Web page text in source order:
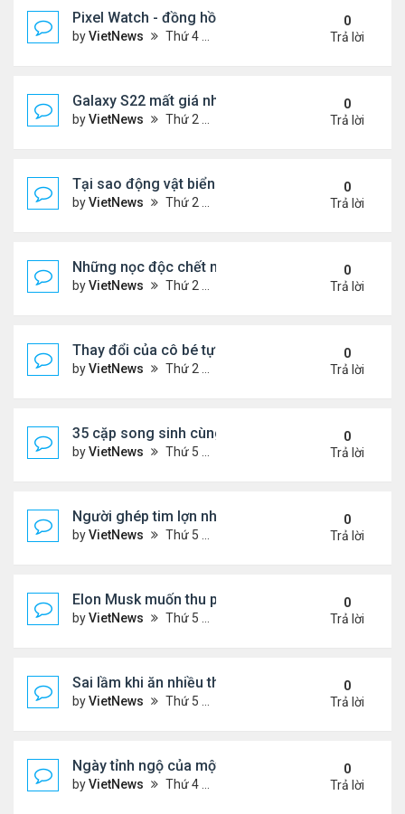
Pixel Watch - đồng hồ thông minh đầu tiên của
byVietNews Thứ 4 Tháng 5 11, 2022 4:54 pm
0
Trả lời
Galaxy S22 mất giá nhanh gấp ba lần iPhone 13
byVietNews Thứ 2 Tháng 5 09, 2022 6:20 pm
0
Trả lời
Tại sao động vật biển sâu có kích thước khổng lồ?
byVietNews Thứ 2 Tháng 5 09, 2022 2:58 pm
0
Trả lời
Những nọc độc chết người có thể chữa bệnh
byVietNews Thứ 2 Tháng 5 09, 2022 2:38 pm
0
Trả lời
Thay đổi của cô bé tự kỷ sau những chuyến du lịch
byVietNews Thứ 2 Tháng 5 09, 2022 2:37 pm
0
Trả lời
35 cặp song sinh cùng tốt nghiệp trung học
byVietNews Thứ 5 Tháng 5 05, 2022 10:22 pm
0
Trả lời
Người ghép tim lợn nhiễm virus động vật trước khi
byVietNews Thứ 5 Tháng 5 05, 2022 10:07 pm
0
Trả lời
Elon Musk muốn thu phí một số người dùng
byVietNews Thứ 5 Tháng 5 05, 2022 8:24 pm
0
Trả lời
Sai lầm khi ăn nhiều thịt đỏ để giảm cân
byVietNews Thứ 5 Tháng 5 05, 2022 8:22 pm
0
Trả lời
Ngày tỉnh ngộ của một fan cuồng
byVietNews Thứ 4 Tháng 5 04, 2022 6:24 pm
0
Trả lời